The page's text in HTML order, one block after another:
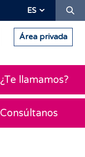
ES
Área privada
¿Te llamamos?
Consúltanos